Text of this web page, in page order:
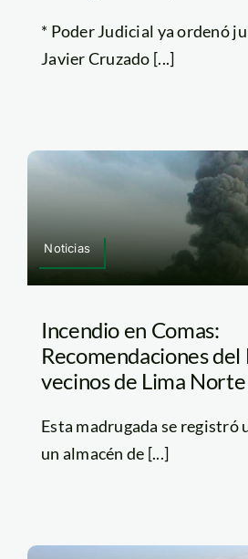
* Poder Judicial ya ordenó
Javier Cruzado [...]
Noticias
Incendio en Comas:
Recomendaciones
vecinos de Lima Norte
Esta madrugada se registró
un almacén de [...]